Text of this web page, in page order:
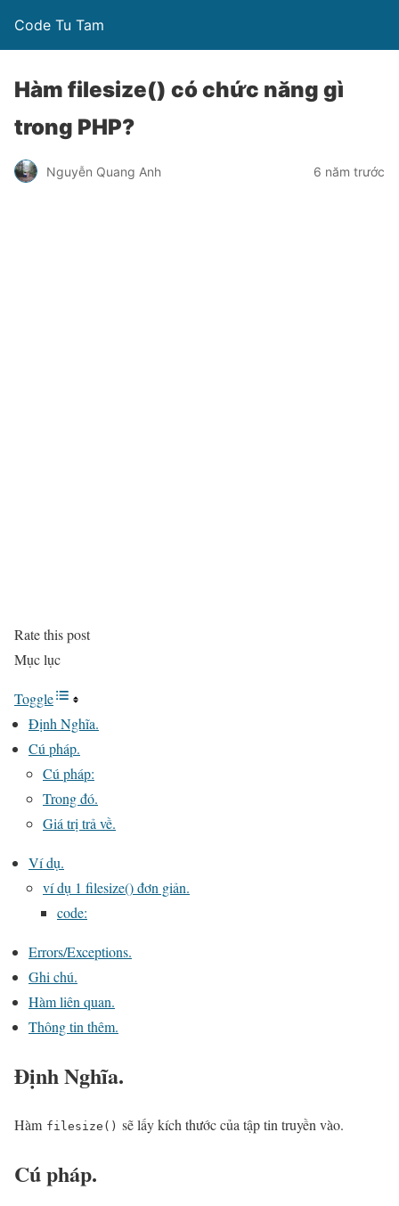
Code Tu Tam
Hàm filesize() có chức năng gì
trong PHP?
Nguyễn Quang Anh 6 năm trước
Rate this post
Mục lục
Toggle
Định Nghĩa.
Cú pháp.
Cú pháp:
Trong đó.
Giá trị trả về.
Ví dụ.
ví dụ 1 filesize() đơn giản.
code:
Errors/Exceptions.
Ghi chú.
Hàm liên quan.
Thông tin thêm.
Định Nghĩa.
Hàm filesize() sẽ lấy kích thước của tập tin truyền vào.
Cú pháp.